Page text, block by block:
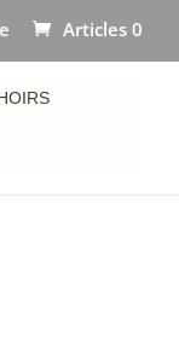
Articles 0